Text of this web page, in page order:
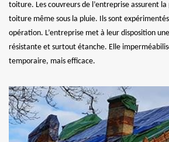
toiture. Les couvreurs de l’entreprise assurent la
toiture même sous la pluie. Ils sont
opération. L’entreprise met à leur disposition
résistante et surtout étanche. Elle
temporaire, mais efficace.